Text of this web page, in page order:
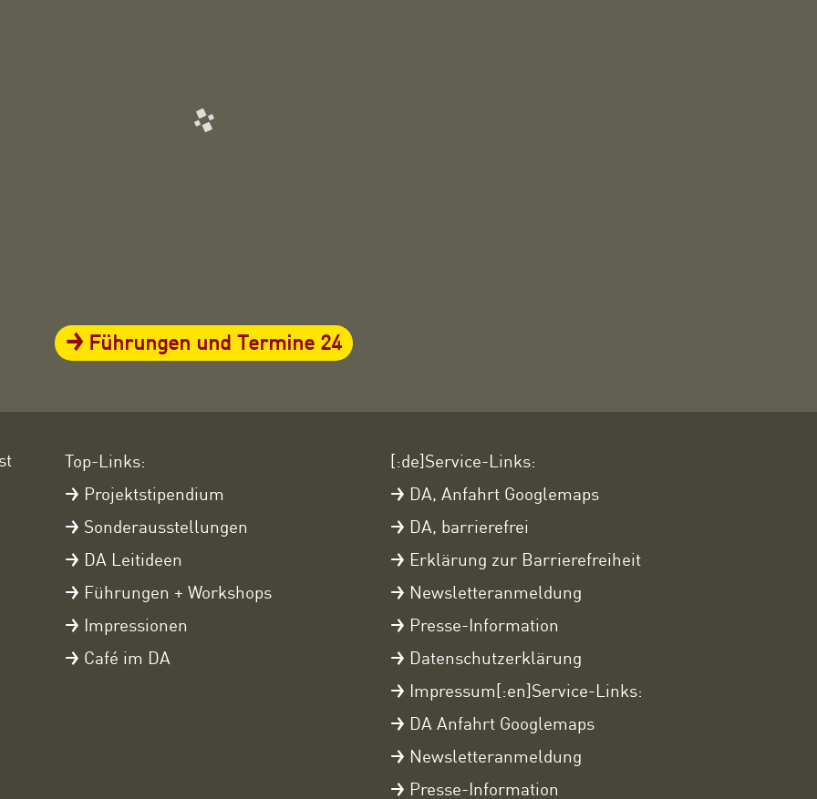
Führungen und Termine 24
Top-Links:
Projektstipendium
Sonderausstellungen
DA Leitideen
Führungen + Workshops
Impressionen
Café im DA
[:de]Service-Links:
DA, Anfahrt Googlemaps
DA, barrierefrei
Erklärung zur Barrierefreiheit
Newsletteranmeldung
Presse-Information
Datenschutzerklärung
Impressum[:en]Service-Links:
DA Anfahrt Googlemaps
Newsletteranmeldung
Presse-Information